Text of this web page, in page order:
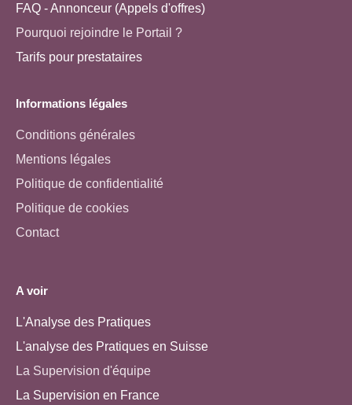
FAQ - Annonceur (Appels d'offres)
Pourquoi rejoindre le Portail ?
Tarifs pour prestataires
Informations légales
Conditions générales
Mentions légales
Politique de confidentialité
Politique de cookies
Contact
A voir
L'Analyse des Pratiques
L'analyse des Pratiques en Suisse
La Supervision d'équipe
La Supervision en France